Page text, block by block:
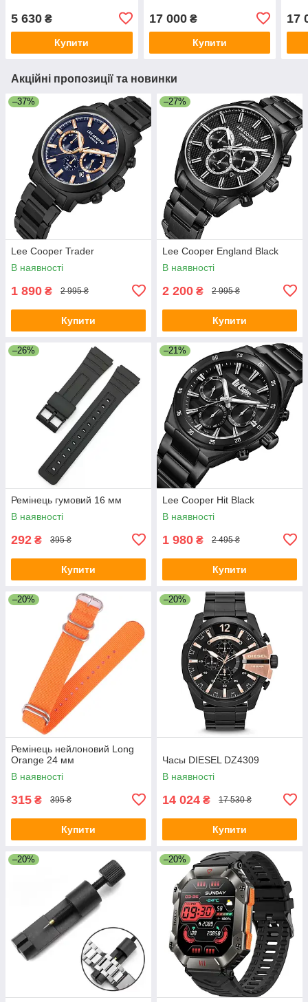
5 630 ₴
Купити
17 000₴
Купити
17
Акційні пропозиції та новинки
–37%
Lee Cooper Trader
В наявності
1 890 ₴ 2 995 ₴
Купити
–27%
Lee Cooper England Black
В наявності
2 200 ₴ 2 995 ₴
Купити
–26%
Ремінець гумовий 16 мм
В наявності
292 ₴ 395 ₴
Купити
–21%
Lee Cooper Hit Black
В наявності
1 980 ₴ 2 495 ₴
Купити
–20%
Ремінець нейлоновий Long
Orange 24 мм
В наявності
315 ₴ 395 ₴
Купити
–20%
Часы DIESEL DZ4309
В наявності
14 024 ₴ 17 530 ₴
Купити
–20% –20%